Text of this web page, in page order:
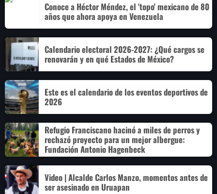
Conoce a Héctor Méndez, el 'topo' mexicano de 80
años que ahora apoya en Venezuela
Calendario electoral 2026-2027: ¿Qué cargos se
renovarán y en qué Estados de México?
Este es el calendario de los eventos deportivos de
2026
Refugio Franciscano hacinó a miles de perros y
rechazó proyecto para un mejor albergue:
Fundación Antonio Hagenbeck
Video | Alcalde Carlos Manzo, momentos antes de
ser asesinado en Uruapan